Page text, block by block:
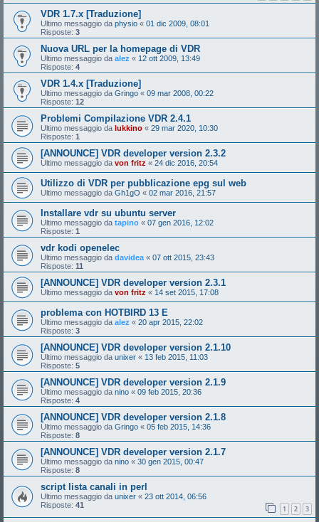
VDR 1.7.x [Traduzione]
Ultimo messaggio da physio « 01 dic 2009, 08:01
Risposte: 3
Nuova URL per la homepage di VDR
Ultimo messaggio da alez « 12 ott 2009, 13:49
Risposte: 4
VDR 1.4.x [Traduzione]
Ultimo messaggio da Gringo « 09 mar 2008, 00:22
Risposte: 12
Problemi Compilazione VDR 2.4.1
Ultimo messaggio da lukkino « 29 mar 2020, 10:30
Risposte: 1
[ANNOUNCE] VDR developer version 2.3.2
Ultimo messaggio da von fritz « 24 dic 2016, 20:54
Utilizzo di VDR per pubblicazione epg sul web
Ultimo messaggio da Gh1gO « 02 mar 2016, 21:57
Installare vdr su ubuntu server
Ultimo messaggio da tapino « 07 gen 2016, 12:02
Risposte: 1
vdr kodi openelec
Ultimo messaggio da davidea « 07 ott 2015, 23:43
Risposte: 11
[ANNOUNCE] VDR developer version 2.3.1
Ultimo messaggio da von fritz « 14 set 2015, 17:08
problema con HOTBIRD 13 E
Ultimo messaggio da alez « 20 apr 2015, 22:02
Risposte: 3
[ANNOUNCE] VDR developer version 2.1.10
Ultimo messaggio da unixer « 13 feb 2015, 11:03
Risposte: 5
[ANNOUNCE] VDR developer version 2.1.9
Ultimo messaggio da nino « 09 feb 2015, 20:36
Risposte: 4
[ANNOUNCE] VDR developer version 2.1.8
Ultimo messaggio da Gringo « 05 feb 2015, 14:36
Risposte: 8
[ANNOUNCE] VDR developer version 2.1.7
Ultimo messaggio da nino « 30 gen 2015, 00:47
Risposte: 8
script lista canali in perl
Ultimo messaggio da unixer « 23 ott 2014, 06:56
Risposte: 41 1 2 3